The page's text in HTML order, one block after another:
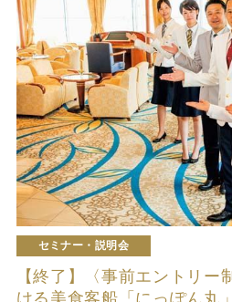
セミナー・説明会
【終了】〈事前エントリー
ける美食客船「にっぽん丸